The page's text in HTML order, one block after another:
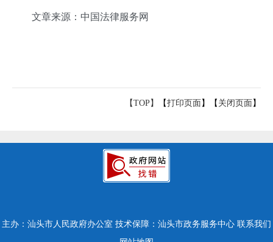
文章来源：中国法律服务网
【TOP】 【打印页面 】【 关闭页面 】
主办：汕头市人民政府办公室 技术保障：汕头市政务服务中心 联系我们